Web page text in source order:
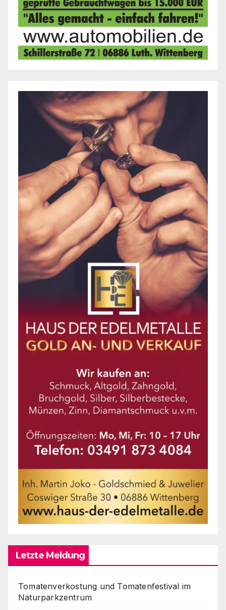
Letzte Meldung
Tomatenverkostung und Tomatenfestival im
Naturparkzentrum